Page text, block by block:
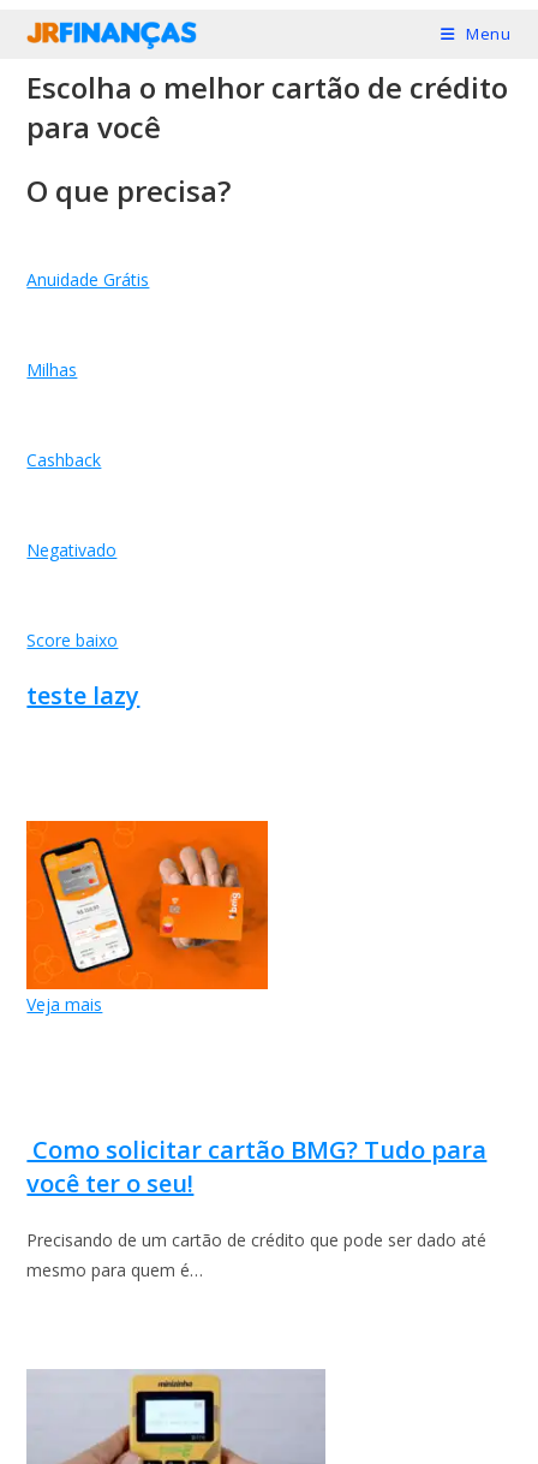
Menu
Escolha o melhor cartão de crédito
para você
O que precisa?
Anuidade Grátis
Milhas
Cashback
Negativado
Score baixo
teste lazy
Veja mais
Como solicitar cartão BMG? Tudo para
você ter o seu!
Precisando de um cartão de crédito que pode ser dado até
mesmo para quem é…